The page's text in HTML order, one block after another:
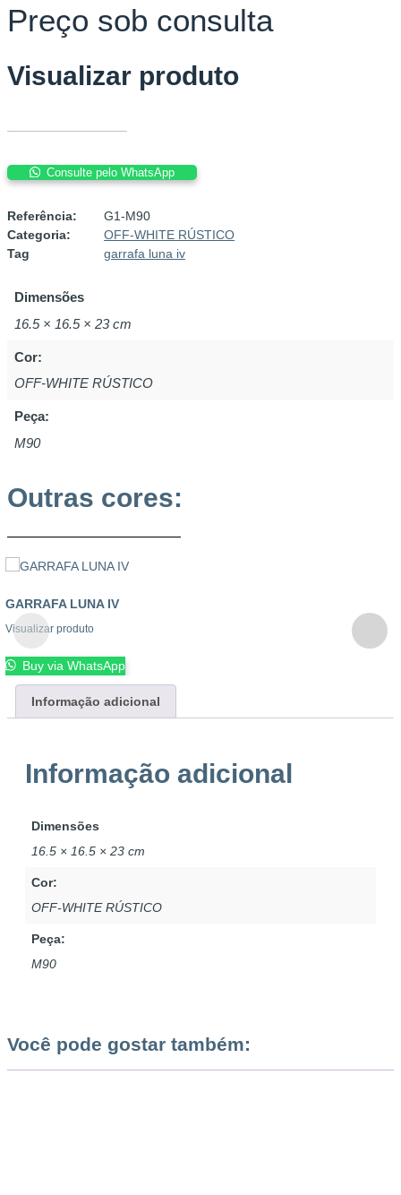
Preço sob consulta
Visualizar produto
Consulte pelo WhatsApp
LUNA
IV
quantidade
Referência:
G1-M90
Categoria:
OFF-WHITE RÚSTICO
Tag
garrafa luna iv
Dimensões
16.5 × 16.5 × 23 cm
Cor:
OFF-WHITE RÚSTICO
Peça:
M90
Outras cores:
GARRAFA LUNA IV
Visualizar produto
Buy via WhatsApp
Informação adicional
Informação adicional
Dimensões
16.5 × 16.5 × 23 cm
Cor:
OFF-WHITE RÚSTICO
Peça:
M90
Você pode gostar também: